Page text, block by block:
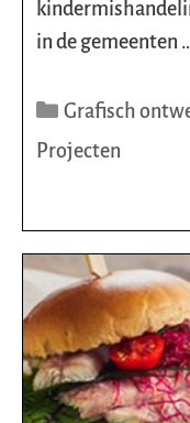
in de gemeenten
Categorieën
Grafisch
Projecten